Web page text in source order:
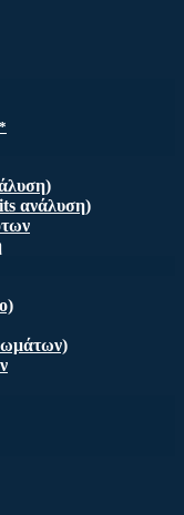
ανάλυση)